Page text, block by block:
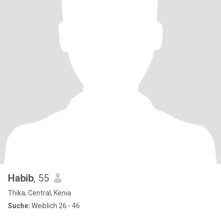
Habib, 55
Thika, Central, Kenia
Suche: Weiblich 26 - 46